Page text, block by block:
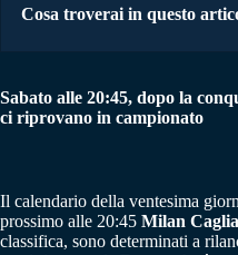
Cosa troverai in questo
Sabato alle 20:45, dopo la
ci riprovano in campionato
Il calendario della ventesima
prossimo alle 20:45 Milan
classifica, sono determinati a